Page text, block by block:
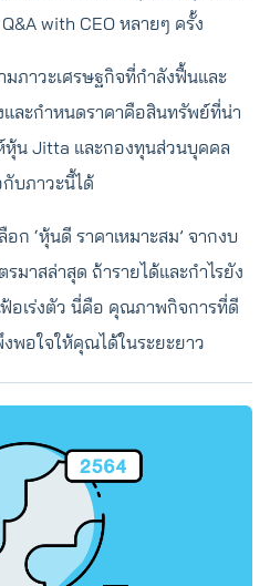
with CEO หลายๆ ครั้ง
มภาวะเศรษฐกิจที่กำลังฟื้นและ
และกำหนดราคาคือสินทรัพย์ที่น่า
หุ้น Jitta และกองทุนส่วนบุคคล
บภาวะนี้ได้
ก ‘หุ้นดี ราคาเหมาะสม’ จากงบ
รมาสล่าสุด ถ้ารายได้และกำไรยัง
ฟ้อเร่งตัว นี่คือ คุณภาพกิจการที่ดี
พอใจให้คุณได้ในระยะยาว